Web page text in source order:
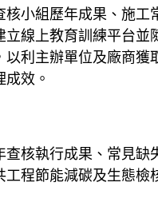
核小組歷年成果、施工
立線上教育訓練平台並
以利主辦單位及廠商獲
效。
查核執行成果、常見缺
工程節能減碳及生態檢